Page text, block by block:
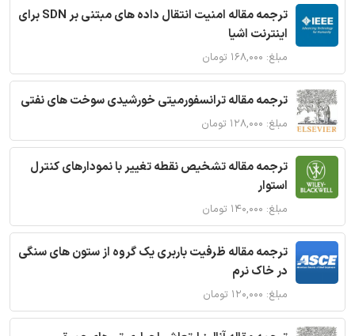
ترجمه مقاله امنیت انتقال داده های مبتنی بر SDN برای
اینترنت اشیا
مبلغ: ۱۶۸,۰۰۰ تومان
ترجمه مقاله ترانسفورمیتی خورشیدی سوخت های نفتی
مبلغ: ۱۲۸,۰۰۰ تومان
ترجمه مقاله تشخیص نقطه تغییر با نمودارهای کنترل
استوار
مبلغ: ۱۴۰,۰۰۰ تومان
ترجمه مقاله ظرفیت باربری یک گروه از ستون های سنگی
در خاک نرم
مبلغ: ۱۲۰,۰۰۰ تومان